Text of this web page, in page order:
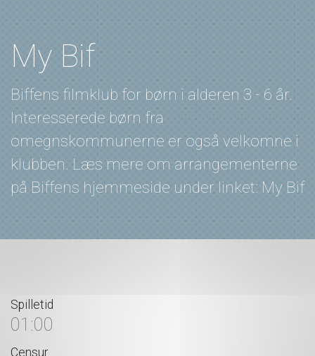
My Bif
Biffens filmklub for børn i alderen 3 - 6 år.
Interesserede børn fra
omegnskommunerne er også velkomne i
klubben. Læs mere om arrangementerne
på Biffens hjemmeside under linket: My Bif
Spilletid
01:00
Censur